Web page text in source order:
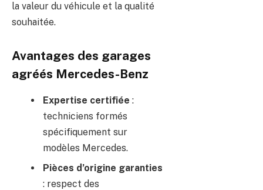
la valeur du véhicule et la qualité
souhaitée.
Avantages des garages
agréés Mercedes-Benz
Expertise certifiée :
techniciens formés
spécifiquement sur
modèles Mercedes.
Pièces d’origine garanties
: respect des